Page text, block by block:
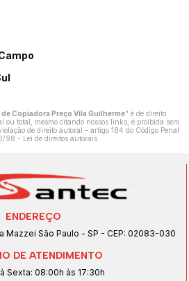
Copiadora Preço Vila Guilherme" é de direito
ou total, mesmo citando nossos links, é proibida sem
de direito autoral – artigo 184 do Código Penal
98 - Lei de direitos autorais.
ENDEREÇO
Mazzei São Paulo - SP - CEP: 02083-030
DE ATENDIMENTO
Sexta: 08:00h às 17:30h